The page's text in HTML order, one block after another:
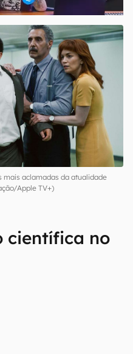
mais aclamadas da atualidade
Apple TV+)
científica no